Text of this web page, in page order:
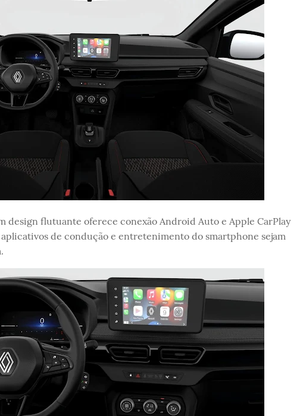
design flutuante oferece conexão Android Auto e Apple CarPlay
de condução e entretenimento do smartphone sejam